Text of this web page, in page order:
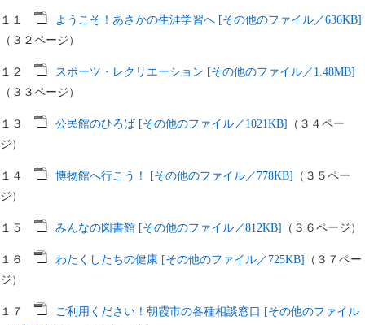
１１
ようこそ！あさかの生涯学習へ [その他のファイル／636KB]
（３２ページ）
１２
スポーツ・レクリエーション [その他のファイル／1.48MB]
（３３ページ）
１３ 公民館のひろば [その他のファイル／1021KB]
（３４ペー
ジ）
１４ 博物館へ行こう！ [その他のファイル／778KB]
（３５ペー
ジ）
１５ みんなの図書館 [その他のファイル／812KB] （３６ページ）
１６ わたくしたちの健康 [その他のファイル／725KB]
（３７ペー
ジ）
１７
ご利用ください！朝霞市の各種相談窓口 [その他のファイル